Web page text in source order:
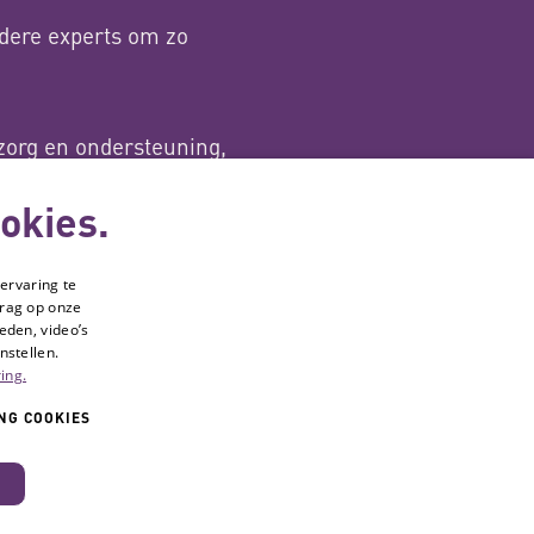
experts om zo
en ondersteuning,
instellingen
te
op onze
video’s
COOKIES